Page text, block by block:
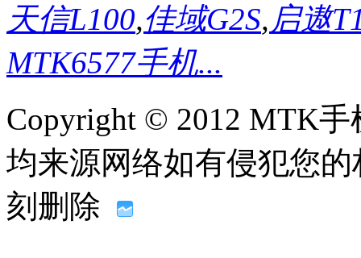
天信L100,佳域G2S,启遨
MTK6577手机...
Copyright © 2012 MTK
均来源网络如有侵犯您
刻删除